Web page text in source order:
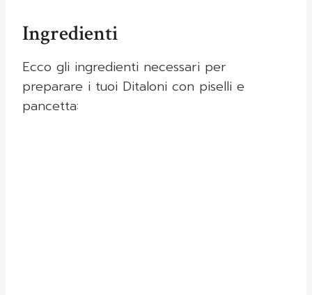
Ingredienti
Ecco gli ingredienti necessari per
preparare i tuoi Ditaloni con piselli e
pancetta: